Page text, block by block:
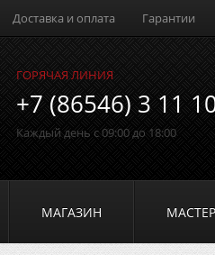
Доставка и оплата Гарантии
ГОРЯЧАЯ ЛИНИЯ
+7 (86546) 3 11
Каждый день с 09:00 до 18:00
МАГАЗИН